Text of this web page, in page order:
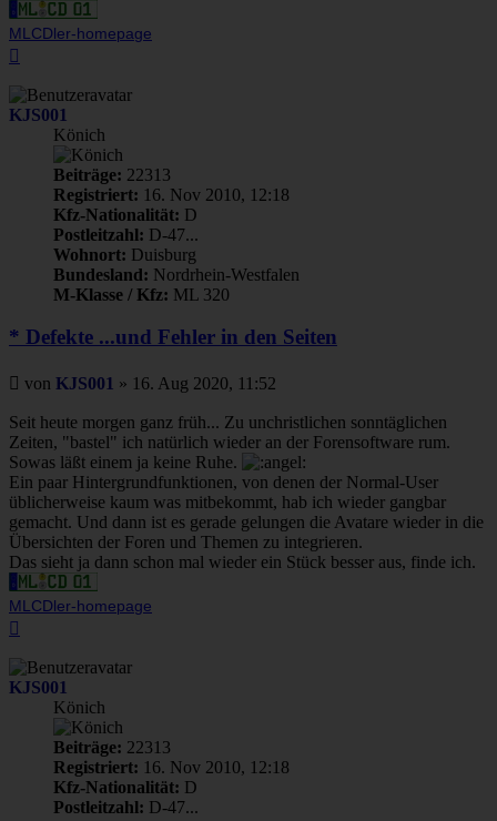
MLCDler-homepage
KJS001
Könich
Beiträge: 22313
Registriert: 16. Nov 2010, 12:18
Kfz-Nationalität: D
Postleitzahl: D-47...
Wohnort: Duisburg
Bundesland: Nordrhein-Westfalen
M-Klasse / Kfz: ML 320
* Defekte ...und Fehler in den Seiten
Beitrag
von KJS001 » 16. Aug 2020, 11:52
Seit heute morgen ganz früh... Zu unchristlichen sonntäglichen
Zeiten, "bastel" ich natürlich wieder an der Forensoftware rum.
Sowas läßt einem ja keine Ruhe.
Ein paar Hintergrundfunktionen, von denen der Normal-User
üblicherweise kaum was mitbekommt, hab ich wieder gangbar
gemacht. Und dann ist es gerade gelungen die Avatare wieder in die
Übersichten der Foren und Themen zu integrieren.
Das sieht ja dann schon mal wieder ein Stück besser aus, finde ich.
MLCDler-homepage
KJS001
Könich
Beiträge: 22313
Registriert: 16. Nov 2010, 12:18
Kfz-Nationalität: D
Postleitzahl: D-47...